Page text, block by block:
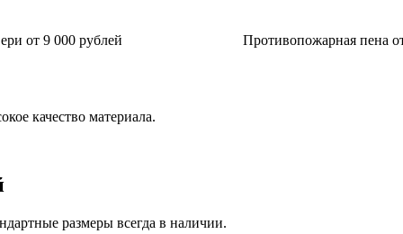
от 9 000 рублей Противопожарная пена
качество материала.
размеры всегда в наличии.